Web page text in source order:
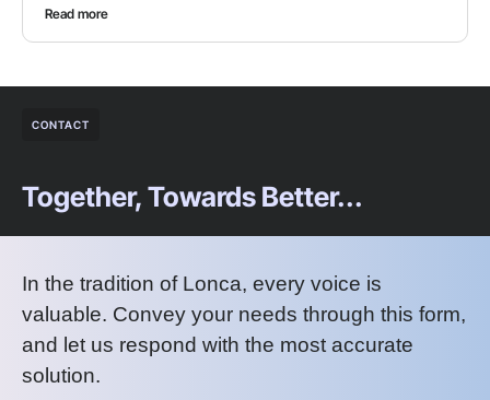
Read more
CONTACT
Together, Towards Better...
In the tradition of Lonca, every voice is
valuable. Convey your needs through this form,
and let us respond with the most accurate
solution.